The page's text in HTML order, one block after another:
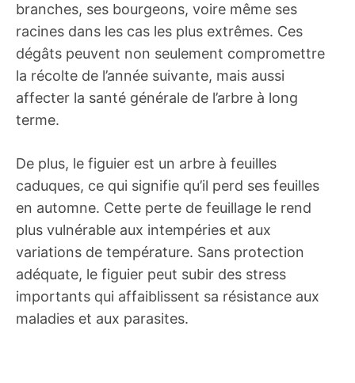
branches, ses bourgeons, voire même ses
racines dans les cas les plus extrêmes. Ces
dégâts peuvent non seulement compromettre
la récolte de l’année suivante, mais aussi
affecter la santé générale de l’arbre à long
terme.
De plus, le figuier est un arbre à feuilles
caduques, ce qui signifie qu’il perd ses feuilles
en automne. Cette perte de feuillage le rend
plus vulnérable aux intempéries et aux
variations de température. Sans protection
adéquate, le figuier peut subir des stress
importants qui affaiblissent sa résistance aux
maladies et aux parasites.